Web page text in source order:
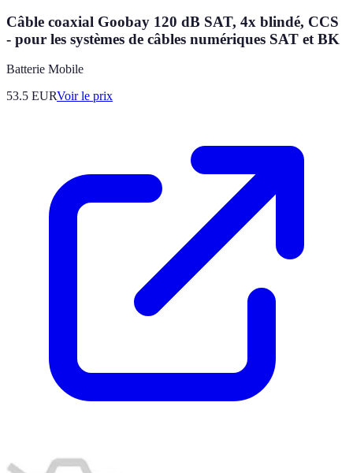
Câble coaxial Goobay 120 dB SAT, 4x blindé, CCS
- pour les systèmes de câbles numériques SAT et BK
Batterie Mobile
53.5 EURVoir le prix